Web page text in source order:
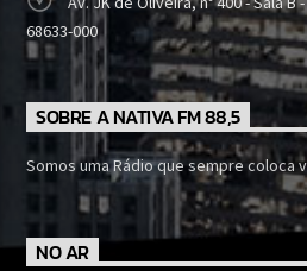
68633-000
SOBRE A NATIVA FM 88,5
Somos uma Rádio que sempre coloca
NO AR